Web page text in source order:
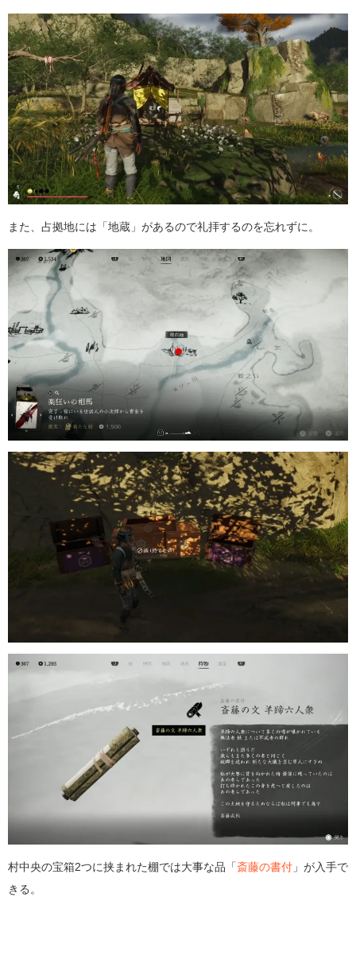
また、占拠地には「地蔵」があるので礼拝するのを忘れずに。
村中央の宝箱2つに挟まれた棚では大事な品「 斎藤の書付 」が入手で
きる。